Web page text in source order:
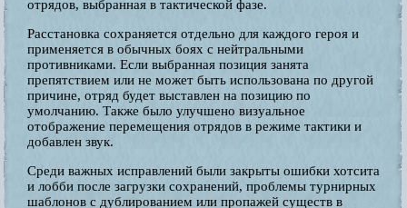
отрядов, выбранная в тактической фазе.
Расстановка сохраняется отдельно для каждого героя и
применяется в обычных боях с нейтральными
противниками. Если выбранная позиция занята
препятствием или не может быть использована по другой
причине, отряд будет выставлен на позицию по
умолчанию. Также было улучшено визуальное
отображение перемещения отрядов в режиме тактики и
добавлен звук.
Среди важных исправлений были закрыты ошибки хотсита
и лобби после загрузки сохранений, проблемы турнирных
шаблонов с дублированием или пропажей существ в